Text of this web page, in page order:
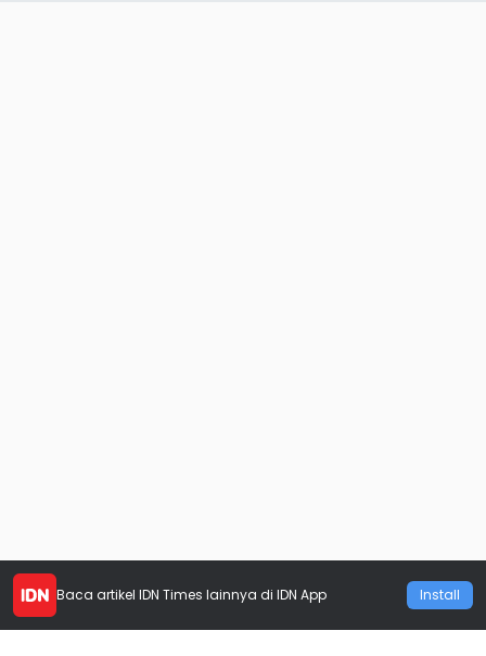
Baca artikel IDN Times lainnya di IDN App Install